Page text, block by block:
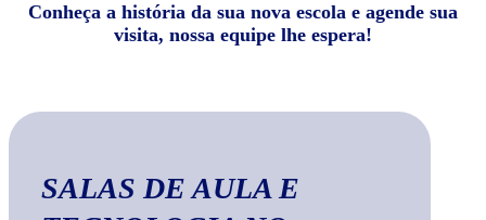
Conheça a história da sua nova escola e agende sua
visita, nossa equipe lhe espera!
SALAS DE AULA E